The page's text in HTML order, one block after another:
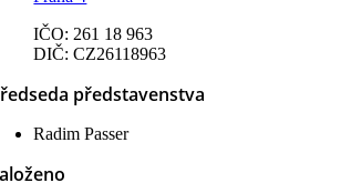
IČO: 261 18 963
DIČ: CZ26118963
představenstva
Radim Passer